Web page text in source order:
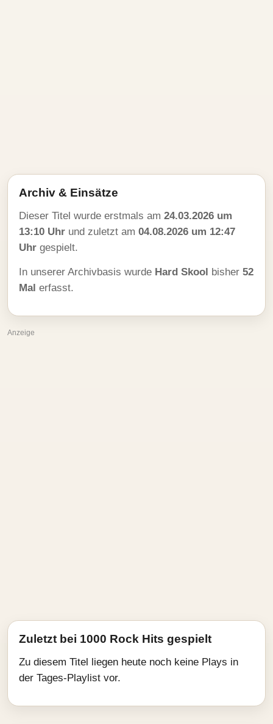
Archiv & Einsätze
Dieser Titel wurde erstmals am 24.03.2026 um
13:10 Uhr und zuletzt am 04.08.2026 um 12:47
Uhr gespielt.
In unserer Archivbasis wurde Hard Skool bisher 52
Mal erfasst.
Anzeige
Zuletzt bei 1000 Rock Hits gespielt
Zu diesem Titel liegen heute noch keine Plays in
der Tages-Playlist vor.